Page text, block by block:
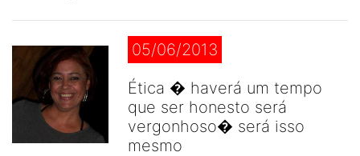
05/06/2013
Ética � haverá um tempo
que ser honesto será
vergonhoso� será isso
mesmo